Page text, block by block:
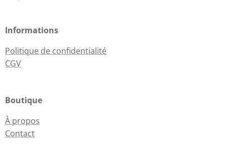
Informations
Politique de confidentialité
CGV
Boutique
À propos
Contact